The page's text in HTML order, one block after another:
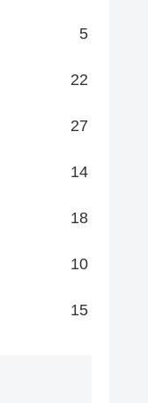
5
22
27
14
18
10
15